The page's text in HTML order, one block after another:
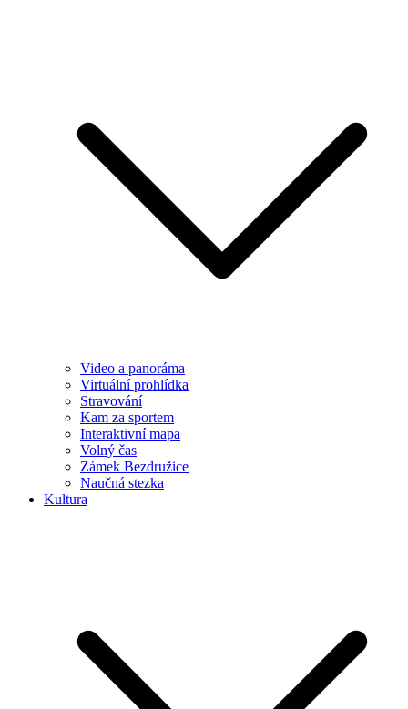
Video a panoráma
Virtuální prohlídka
Stravování
Kam za sportem
Interaktivní mapa
Volný čas
Zámek Bezdružice
Naučná stezka
Kultura